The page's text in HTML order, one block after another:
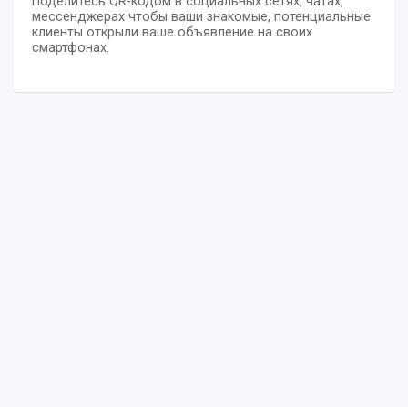
мессенджерах чтобы ваши знакомые, потенциальные
клиенты открыли ваше объявление на своих
смартфонах.